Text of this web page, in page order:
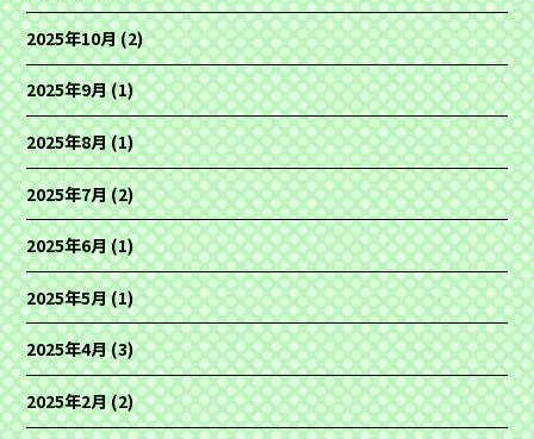
2025年10月(2)
2025年9月(1)
2025年8月(1)
2025年7月(2)
2025年6月(1)
2025年5月(1)
2025年4月(3)
2025年2月(2)